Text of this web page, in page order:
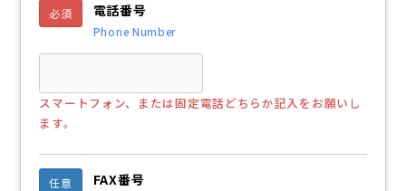
必須 電話番号
Phone Number
スマートフォン、または固定電話どちらか記入をお願いし
ます。
任意 FAX番号